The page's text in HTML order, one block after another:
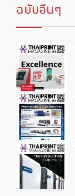
ฉบับอื่นๆ